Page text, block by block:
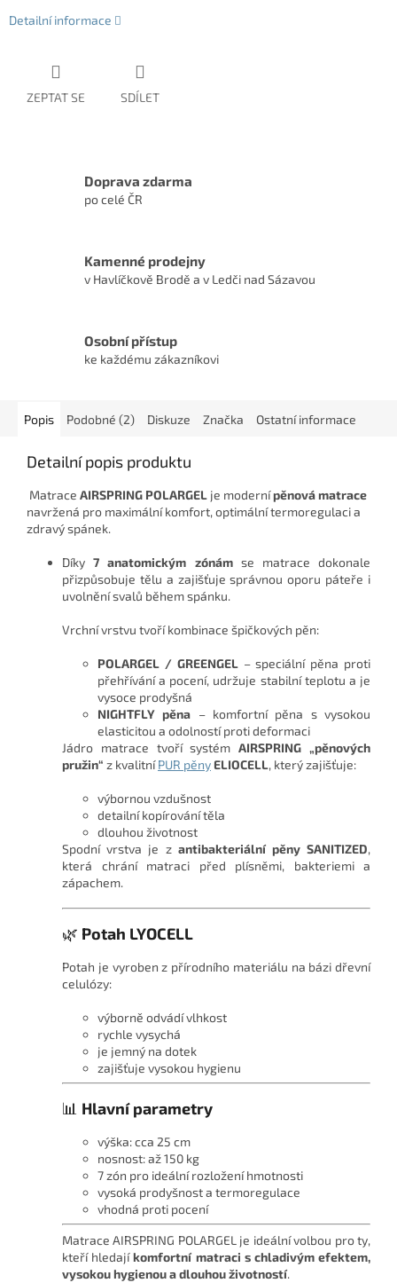
Detailní informace
ZEPTAT SE SDÍLET
Doprava zdarma
po celé ČR
Kamenné prodejny
v Havlíčkově Brodě a v Ledči nad Sázavou
Osobní přístup
ke každému zákazníkovi
Popis Podobné (2) Diskuze Značka Ostatní informace
Detailní popis produktu
Matrace AIRSPRING POLARGEL je modernípěnová matrace
navržená pro maximální komfort, optimální termoregulaci a
zdravý spánek.
Díky7 anatomickým zónámse matrace dokonale
přizpůsobuje tělu a zajišťuje správnou oporu páteře i
uvolnění svalů během spánku.
Vrchní vrstvu tvoří kombinace špičkových pěn:
POLARGEL / GREENGEL– speciální pěna proti
přehřívání a pocení, udržuje stabilní teplotu a je
vysoce prodyšná
NIGHTFLY pěna – komfortní pěna s vysokou
elasticitou a odolností proti deformaci
Jádro matrace tvoří systémAIRSPRING „pěnových
pružin“ z kvalitníPUR pěny ELIOCELL, který zajišťuje:
výbornou vzdušnost
detailní kopírování těla
dlouhou životnost
Spodní vrstva je z antibakteriální pěny SANITIZED,
která chrání matraci před plísněmi, bakteriemi a
zápachem.
🌿 Potah LYOCELL
Potah je vyroben z přírodního materiálu na bázi dřevní
celulózy:
výborně odvádí vlhkost
rychle vysychá
je jemný na dotek
zajišťuje vysokou hygienu
📊 Hlavní parametry
výška: cca 25 cm
nosnost: až 150 kg
7 zón pro ideální rozložení hmotnosti
vysoká prodyšnost a termoregulace
vhodná proti pocení
Matrace AIRSPRING POLARGEL je ideální volbou pro ty,
kteří hledajíkomfortní matraci s chladivým efektem,
vysokou hygienou a dlouhou životností.